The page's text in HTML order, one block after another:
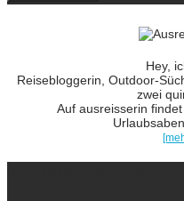
Hey,
Reisebloggerin, Outdoor-
zwei
Auf ausreisserin